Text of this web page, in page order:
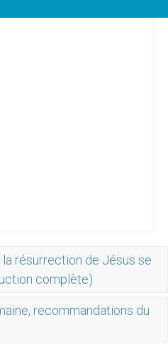
la résurrection de Jésus se
complète)
recommandations du